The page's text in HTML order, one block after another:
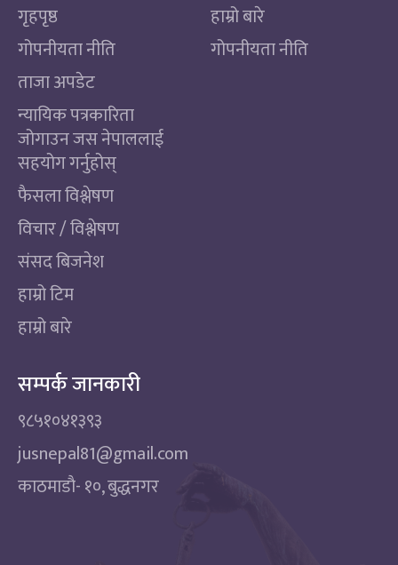
गृहपृष्ठ
गोपनीयता नीति
ताजा अपडेट
न्यायिक पत्रकारिता
जोगाउन जस नेपाललाई
सहयोग गर्नुहोस्
फैसला विश्लेषण
विचार / विश्लेषण
संसद बिजनेश
हाम्रो टिम
हाम्रो बारे
हाम्रो बारे
गोपनीयता नीति
सम्पर्क जानकारी
९८५१०४१३९३
jusnepal81@gmail.com
काठमाडाै‌- १०, बुद्धनगर